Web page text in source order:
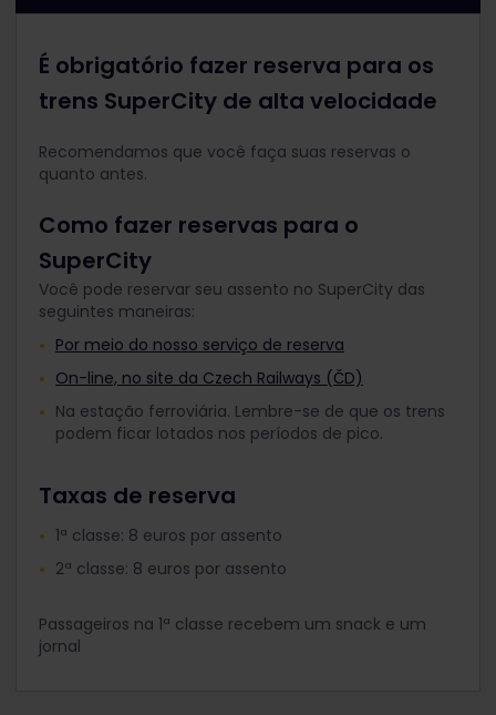
É obrigatório fazer reserva para os
trens SuperCity de alta velocidade
Recomendamos que você faça suas reservas o
quanto antes.
Como fazer reservas para o
SuperCity
Você pode reservar seu assento no SuperCity das
seguintes maneiras:
Por meio do nosso serviço de reserva
On-line, no site da Czech Railways (ČD)
Na estação ferroviária. Lembre-se de que os trens
podem ficar lotados nos períodos de pico.
Taxas de reserva
1ª classe: 8 euros por assento
2ª classe: 8 euros por assento
Passageiros na 1ª classe recebem um snack e um
jornal